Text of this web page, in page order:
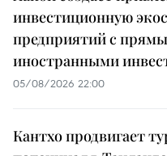
инвестиционную
предприятий с
иностранными
05/08/2026 22:00
Кантхо продвигает